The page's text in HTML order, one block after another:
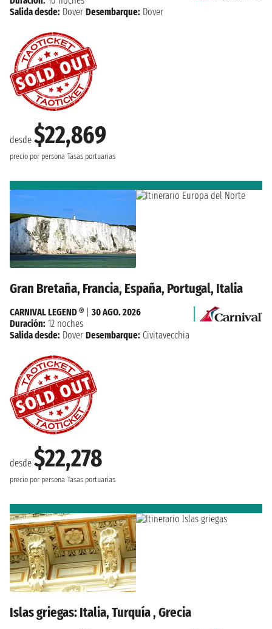
desde $22,869
precio por persona Tasas portuarias
Salida desde: Dover Desembarque: Dover
Gran Bretaña, Francia, España, Portugal, Italia
desde $22,278
precio por persona Tasas portuarias
CARNIVAL LEGEND ®
30 AGO. 2026
Duración: 12 noches
Salida desde: Dover Desembarque: Civitavecchia
Islas griegas: Italia, Turquía , Grecia